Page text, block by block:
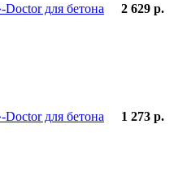
для бетона 2 629 р.
для бетона 1 273 р.